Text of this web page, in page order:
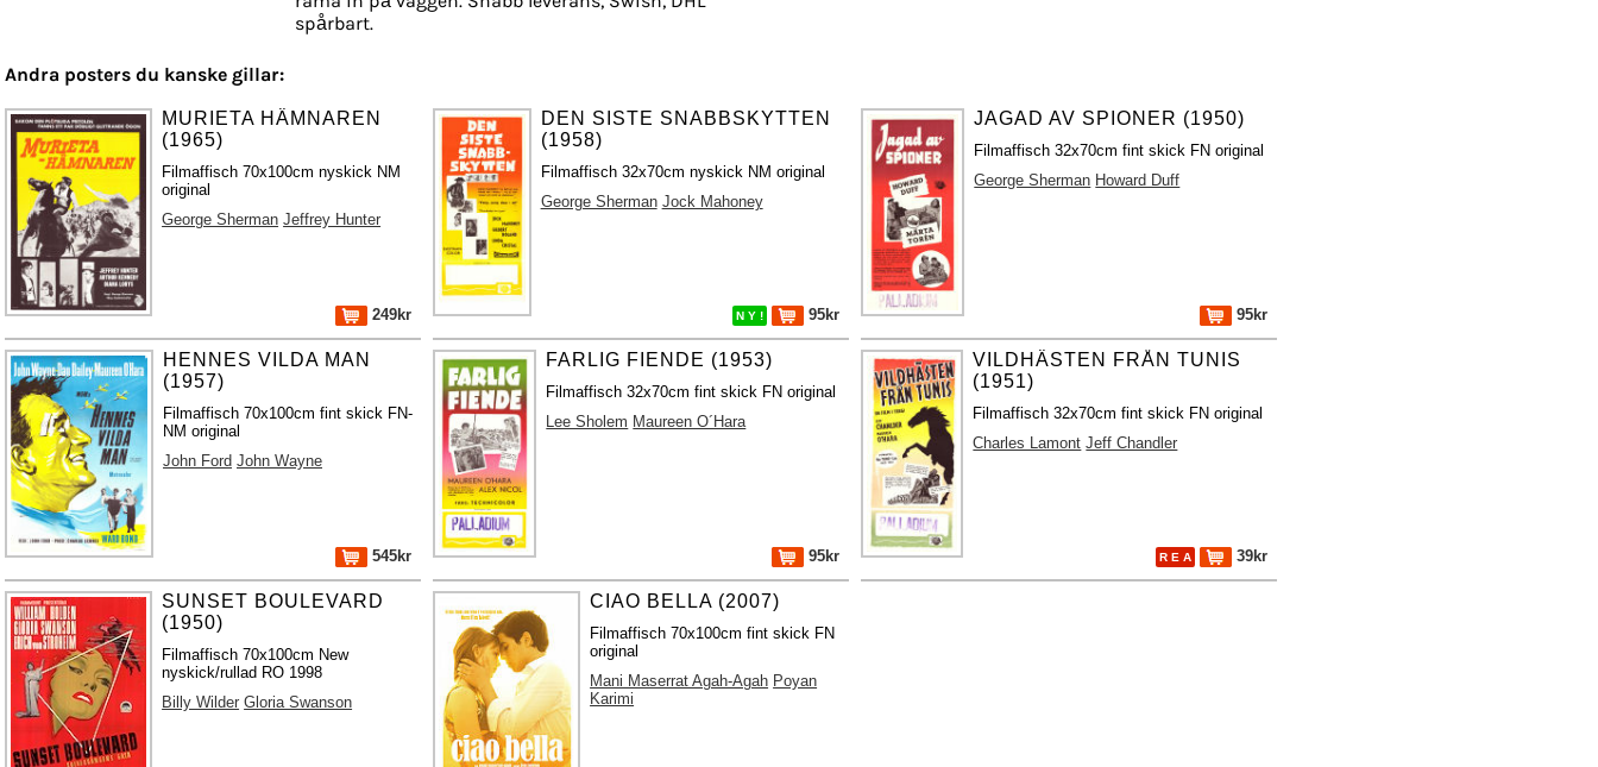
spårbart.
Andra posters du kanske gillar:
MURIETA HÄMNAREN
(1965)
Filmaffisch 70x100cm nyskick NM
original
George Sherman Jeffrey Hunter
249kr
DEN SISTE SNABBSKYTTEN
(1958)
Filmaffisch 32x70cm nyskick NM original
George Sherman Jock Mahoney
N Y ! 95kr
JAGAD AV SPIONER (1950)
Filmaffisch 32x70cm fint skick FN original
George Sherman Howard Duff
95kr
HENNES VILDA MAN
(1957)
Filmaffisch 70x100cm fint skick FN-
NM original
John Ford John Wayne
545kr
FARLIG FIENDE (1953)
Filmaffisch 32x70cm fint skick FN original
Lee Sholem Maureen O´Hara
95kr
VILDHÄSTEN FRÅN TUNIS
(1951)
Filmaffisch 32x70cm fint skick FN original
Charles Lamont Jeff Chandler
R E A 39kr
SUNSET BOULEVARD
(1950)
Filmaffisch 70x100cm New
nyskick/rullad RO 1998
Billy Wilder Gloria Swanson
CIAO BELLA (2007)
Filmaffisch 70x100cm fint skick FN
original
Mani Maserrat Agah-Agah Poyan
Karimi